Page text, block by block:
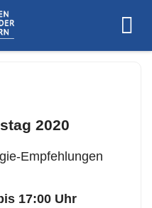
2020
Empfehlungen
17:00 Uhr